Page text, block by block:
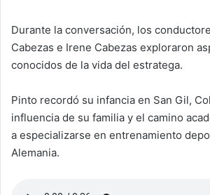
Durante la conversación, los
Cabezas e Irene Cabezas exploraron
conocidos de la vida del estratega.
Pinto recordó su infancia en San Gil,
influencia de su familia y el camino
a especializarse en entrenamiento
Alemania.